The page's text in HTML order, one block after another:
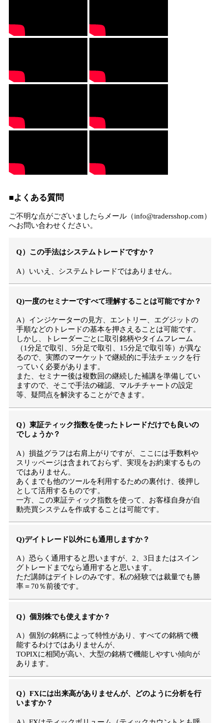
■よくある質問
ご不明な点がございましたらメール（info@tradersshop.com）
へお問い合わせください。
Q）この手法はシステムトレードですか？
A）いいえ、システムトレードではありません。
Q)一度のセミナーですべて理解することは可能ですか？
A）インジケーターの見方、エントリー、エグジットの
手順などのトレードの基本を押さえることは可能です。
しかし、トレーダーごとに取引銘柄やタイムフレーム
（1分足で取引、5分足で取引、15分足で取引等）が異な
るので、実際のマーケットで継続的に手法チェックを行
っていく必要があります。
また、セミナー後は複数回の継続した補講を準備してい
ますので、そこで手法の確認、マルチチャートの設定
等、疑問点を解決することができます。
Q）東証ティック指数を使ったトレードだけでも良いの
でしょうか？
A）損益グラフは右肩上がりですが、ここには手数料や
スリッページは含まれておらず、実現をお約束するもの
ではありません。
あくまでも他のツールを利用するための裏付け、後押し
として活用するものです。
一方、この東証ティック指数を使って、お客様自身が自
動売買システムを作成することは可能です。
Q)デイトレード以外にも通用しますか？
A）恐らく通用すると思いますが、2、3日またはスイン
グトレードまでなら通用すると思います。
ただ講師はデイトレのみです。私の経験では裁量でも勝
率＝70％前後です。
Q）個別株でも使えますか？
A）個別の銘柄によって特性があり、すべての銘柄で機
能するわけではありませんが、
TOPIXに相関が高い、大型の銘柄で機能しやすい傾向が
あります。
Q）FXには出来高がありませんが、どのように分析を行
いますか？